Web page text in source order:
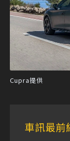
Cupra提供
車訊最前